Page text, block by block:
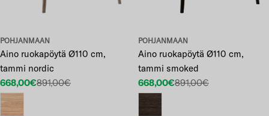
POHJANMAAN
Aino ruokapöytä Ø110 cm,
tammi nordic
Etuhinta
668,00€
Normaalihinta
891,00€
POHJANMAAN
Aino ruokapöytä Ø110 cm,
tammi smoked
Etuhinta
668,00€
Normaalihinta
891,00€